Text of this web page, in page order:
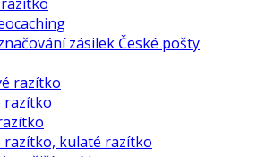
zásilek České pošty
razítko
razítko
razítko, kulaté razítko